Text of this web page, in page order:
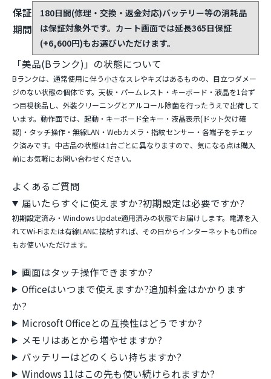
保証
期間
180日間(修理・交換・返金対応)バッテリー等の消耗品
は保証対象外です。カート画面では延長365日保証
(+6,600円)もお選びいただけます。
「美品(Bランク)」の状態について
Bランクは、通常使用に伴う小さなスレやキズはあるものの、目立つダメー
ジのない状態の個体です。天板・パームレスト・キーボード・液晶を1台ず
つ目視検品し、外装クリーニングとアルコール除菌を行ったうえで出荷して
います。動作面では、起動・キーボード全キー・液晶表示(ドット欠け確
認)・タッチ操作・無線LAN・Webカメラ・指紋センサー・各端子をチェッ
ク済みです。中古品の状態は1台ごとに異なりますので、気になる点は購入
前にお気軽にお問い合わせください。
よくあるご質問
届いたらすぐに使えますか?初期設定は必要ですか?
初期設定済み・Windows Update適用済みの状態でお届けします。電源を入
れてWi-Fiまたは有線LANに接続すれば、その日からインターネットもOffice
もお使いいただけます。
画面はタッチ操作できますか?
Officeはいつまで使えますか?追加料金はかかります
か?
Microsoft Officeとの互換性はどうですか?
メモリはあとから増やせますか?
バッテリーはどのくらい持ちますか?
Windows 11はこの先も使い続けられますか?